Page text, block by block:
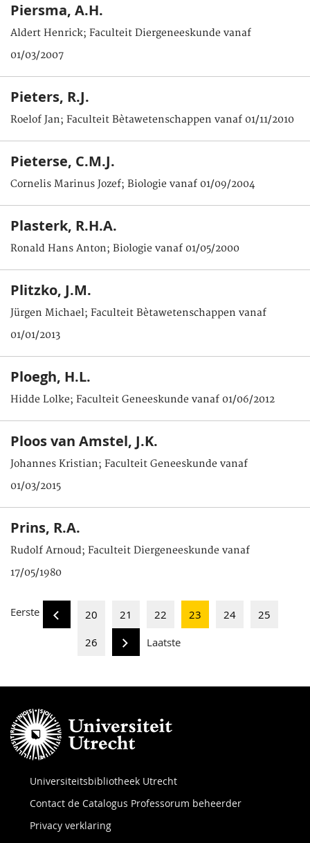
Piersma, A.H.
Aldert Henrick; Faculteit Diergeneeskunde vanaf
01/03/2007
Pieters, R.J.
Roelof Jan; Faculteit Bètawetenschappen vanaf 01/11/2010
Pieterse, C.M.J.
Cornelis Marinus Jozef; Biologie vanaf 01/09/2004
Plasterk, R.H.A.
Ronald Hans Anton; Biologie vanaf 01/05/2000
Plitzko, J.M.
Jürgen Michael; Faculteit Bètawetenschappen vanaf
01/01/2013
Ploegh, H.L.
Hidde Lolke; Faculteit Geneeskunde vanaf 01/06/2012
Ploos van Amstel, J.K.
Johannes Kristian; Faculteit Geneeskunde vanaf
01/03/2015
Prins, R.A.
Rudolf Arnoud; Faculteit Diergeneeskunde vanaf
17/05/1980
Eerste 20 21 22 23 24
25
26
Laatste
Universiteitsbibliotheek Utrecht
Contact de Catalogus Professorum beheerder
Privacy verklaring